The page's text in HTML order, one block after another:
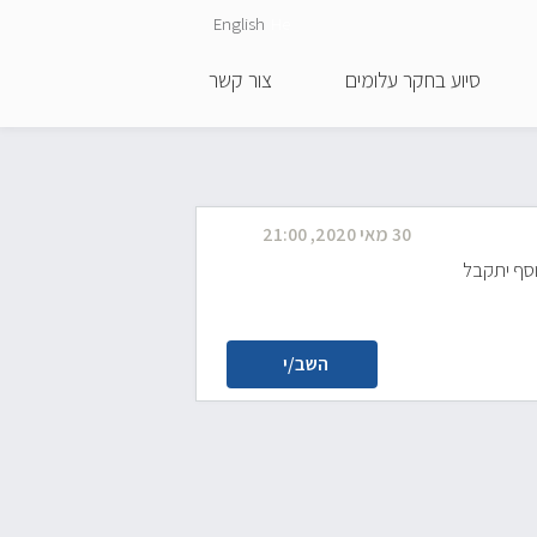
סיוע בחקר עלומים צור קשר
English
30 מאי 2020, 21:00
יתקבל
השב/י